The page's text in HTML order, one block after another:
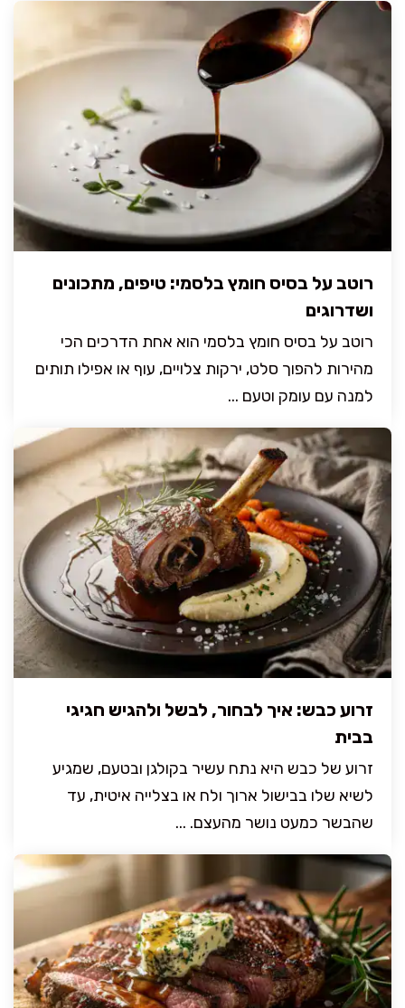
רוטב על בסיס חומץ בלסמי: טיפים, מתכונים
ושדרוגים
רוטב על בסיס חומץ בלסמי הוא אחת הדרכים הכי
מהירות להפוך סלט, ירקות צלויים, עוף או אפילו תותים
למנה עם עומק וטעם ...
זרוע כבש: איך לבחור, לבשל ולהגיש חגיגי
בבית
זרוע של כבש היא נתח עשיר בקולגן ובטעם, שמגיע
לשיא שלו בבישול ארוך ולח או בצלייה איטית, עד
שהבשר כמעט נושר מהעצם. ...